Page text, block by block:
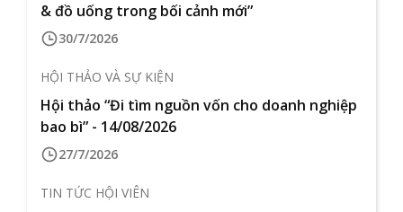
& đồ uống trong bối cảnh mới”
30/7/2026
HỘI THẢO VÀ SỰ KIỆN
Hội thảo “Đi tìm nguồn vốn cho doanh nghiệp
bao bì” - 14/08/2026
27/7/2026
TIN TỨC HỘI VIÊN